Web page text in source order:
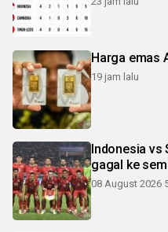
Harga emas
19 jam lalu
Indonesia vs
gagal ke
08 August 2026